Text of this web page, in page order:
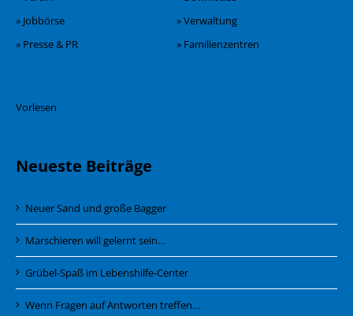
» Jobbörse
» Verwaltung
» Presse & PR
» Familienzentren
Vorlesen
Neueste Beiträge
Neuer Sand und große Bagger
Marschieren will gelernt sein…
Grübel-Spaß im Lebenshilfe-Center
Wenn Fragen auf Antworten treffen…